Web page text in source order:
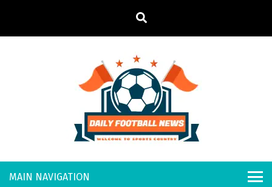
t
allWhy Businesses Need a Professional Indoor Playground Designer